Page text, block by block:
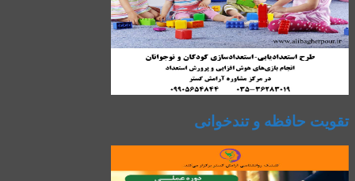
تقویت حافظه و تندخوانی